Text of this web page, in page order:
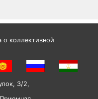
о коллективной
3/2,